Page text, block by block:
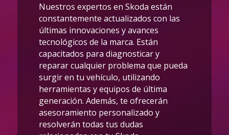
Nuestros expertos en Skoda están
constantemente actualizados con las
últimas innovaciones y avances
tecnológicos de la marca. Están
capacitados para diagnosticar y
reparar cualquier problema que pueda
surgir en tu vehículo, utilizando
herramientas y equipos de última
generación. Además, te ofrecerán
asesoramiento personalizado y
resolverán todas tus dudas